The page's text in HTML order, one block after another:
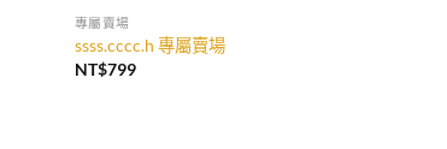
專屬賣場
ssss.cccc.h 專屬賣場
NT$799